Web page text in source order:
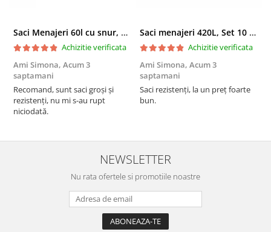
Saci Menajeri 60l cu snur, Roz, 10buc/rola
Achizitie verificata
Ami Simona, Acum 3
saptamani
Recomand, sunt saci groși și
rezistenți, nu mi s-au rupt
niciodată.
Saci menajeri 420L, Set 10 bucati
Achizitie verificata
Ami Simona, Acum 3
saptamani
Saci rezistenți, la un preț foarte
bun.
NEWSLETTER
Nu rata ofertele si promotiile noastre